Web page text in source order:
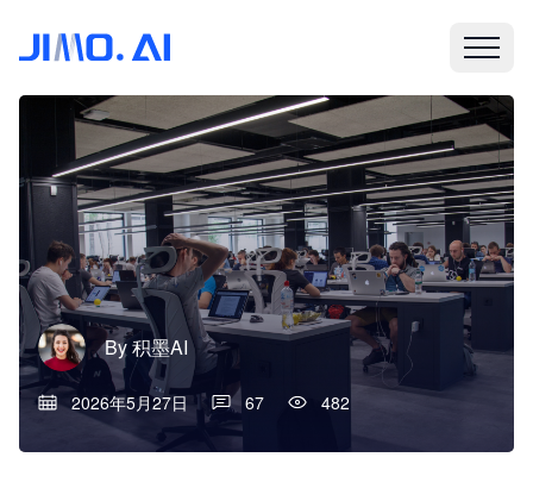
By积墨AI
2026年5月27日 67 482